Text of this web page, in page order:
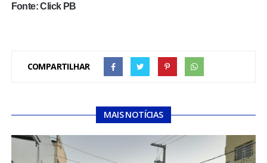
Fonte: Click PB
COMPARTILHAR
MAIS NOTÍCIAS